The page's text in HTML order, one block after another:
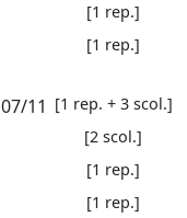
[1 rep.]
[1 rep.]
07/11 [1 rep. + 3 scol.]
[2 scol.]
[1 rep.]
[1 rep.]